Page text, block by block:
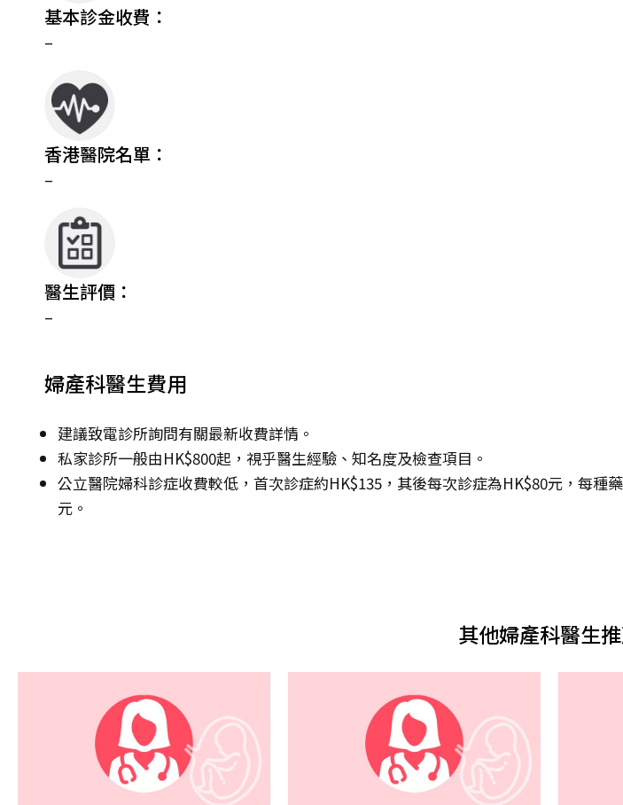
基本診金收費：
–
香港醫院名單：
–
醫生評價：
–
婦產科醫生費用
建議致電診所詢問有關最新收費詳情。
私家診所一般由HK$800起，視乎醫生經驗、知名度及檢查項目。
公立醫院婦科診症收費較低，首次診症約HK$135，其後每次診症為HK$80元，每種
元。
其他婦產科醫生